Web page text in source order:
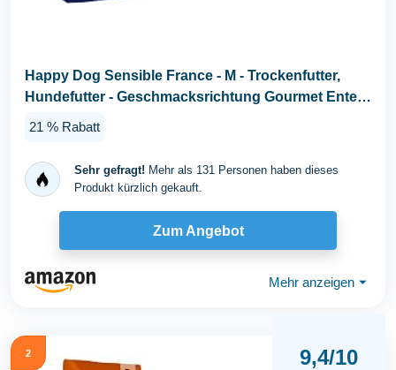
Happy Dog Sensible France - M - Trockenfutter,
Hundefutter - Geschmacksrichtung Gourmet Ente -
21 % Rabatt
Sehr gefragt! Mehr als 131 Personen haben dieses
Produkt kürzlich gekauft.
Zum Angebot
Mehr anzeigen ⏷
2 9,4/10